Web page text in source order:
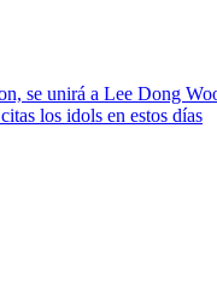
se unirá a Lee Dong
los idols en estos días